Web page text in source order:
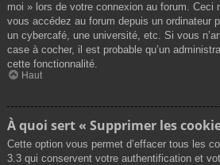
moi » lors de votre connexion au forum. Ceci
vous accédez au forum depuis un ordinateur
un cybercafé, une université, etc. Si vous
case à cocher, il est probable qu’un
cette fonctionnalité.
Haut
À quoi sert « Supprimer les
Cette option vous permet d’effacer tous les
3.3 qui conservent votre authentification et